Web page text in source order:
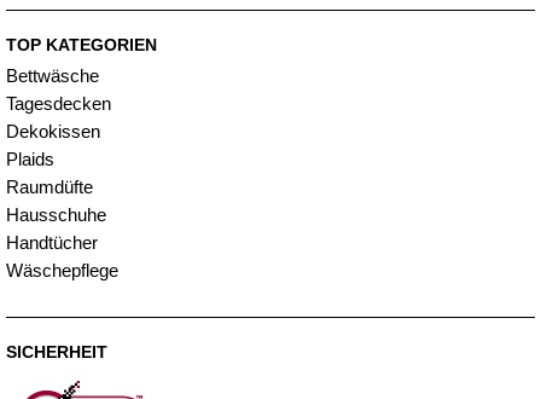
TOP KATEGORIEN
Bettwäsche
Tagesdecken
Dekokissen
Plaids
Raumdüfte
Hausschuhe
Handtücher
Wäschepflege
SICHERHEIT